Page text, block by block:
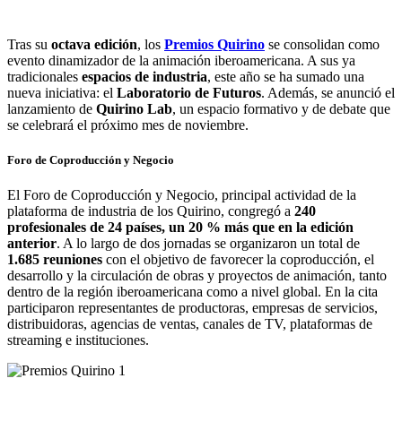
Tras su octava edición, los Premios Quirino se consolidan como
evento dinamizador de la animación iberoamericana. A sus ya
tradicionales espacios de industria, este año se ha sumado una
nueva iniciativa: el Laboratorio de Futuros. Además, se anunció el
lanzamiento de Quirino Lab, un espacio formativo y de debate que
se celebrará el próximo mes de noviembre.
Foro de Coproducción y Negocio
El Foro de Coproducción y Negocio, principal actividad de la
plataforma de industria de los Quirino, congregó a 240
profesionales de 24 países, un 20 % más que en la edición
anterior. A lo largo de dos jornadas se organizaron un total de
1.685 reuniones con el objetivo de favorecer la coproducción, el
desarrollo y la circulación de obras y proyectos de animación, tanto
dentro de la región iberoamericana como a nivel global. En la cita
participaron representantes de productoras, empresas de servicios,
distribuidoras, agencias de ventas, canales de TV, plataformas de
streaming e instituciones.